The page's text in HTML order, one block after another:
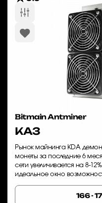
Bitmain Antminer
KA3
Рынок майнинга KDA
монеты за последние 6
сети увеличивается на 8-
идеальное окно
166 -